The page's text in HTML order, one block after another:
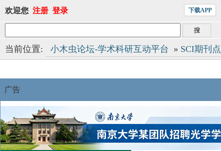
欢迎您 注册 登录 下载APP
当前位置: 小木虫论坛-学术科研互动平台 » SCI期刊
广告